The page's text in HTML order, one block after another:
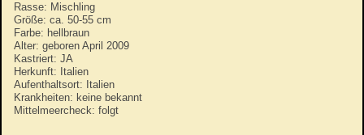
Rasse: Mischling
Größe: ca. 50-55 cm
Farbe: hellbraun
Alter: geboren April 2009
Kastriert: JA
Herkunft: Italien
Aufenthaltsort: Italien
Krankheiten: keine bekannt
Mittelmeercheck: folgt